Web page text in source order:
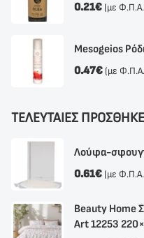
0.21€ (με
Mesogeios
0.47€ (με
ΤΕΛΕΥΤΑΙΕΣ
Λούφα-
0.61€ (με
Beauty Home
Αrt 12253